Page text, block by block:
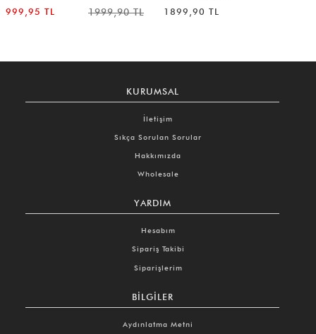
999,95 TL
1999,90 TL
1899,90 TL
KURUMSAL
İletişim
Sıkça Sorulan Sorular
Hakkımızda
Wholesale
YARDIM
Hesabım
Sipariş Takibi
Siparişlerim
BILGILER
Aydınlatma Metni